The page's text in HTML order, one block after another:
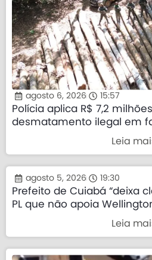
agosto 6, 2026 15:57
Polícia aplica R$ 7,2
desmatamento ilegal em
Leia
agosto 5, 2026 19:30
Prefeito de Cuiabá “deixa
PL que não apoia
Leia